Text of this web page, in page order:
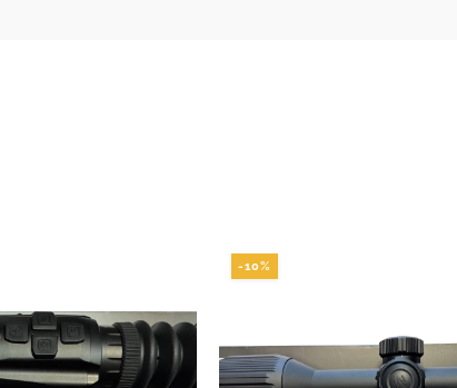
-10%